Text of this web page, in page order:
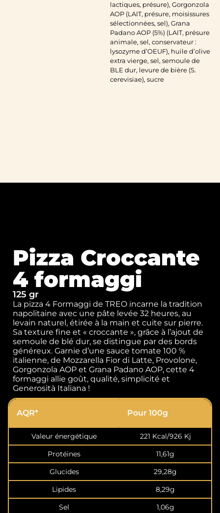
lactiques, présure), Gorgonzola
AOP (LAIT, présure, moisissures
sélectionnées, sel), Grana
Padano AOP (5%) (LAIT, présure
animale, sel, conservateur :
lysozyme d’OEUF), huile d’olive
extra vierge, sel, semoule de
BLE dur, levure de bière (S.
cerevisiae), sucre
Pizza Croccante
4 formaggi
125 gr
La pizza 4 Formaggi de TREO incarne la tradition
napolitaine avec une pâte levée 32 heures, au
levain naturel, étirée à la main et cuite sur pierre.
Sa texture fine et « croccante », grâce à l’ajout de
semoule de blé dur, se distingue par des bords
généreux. Garnie d’une sauce tomate 100 %
italienne, de Mozzarella Fior di Latte, Provolone,
Gorgonzola AOP et Grana Padano AOP, cette 4
formaggi allie goût, qualité, simplicité et
Generosità Italiana !
AQR* Pour 100g
Valeur énergétique
221 Kcal/926 Kj
Protéines
11,61g
Glucides
29,28g
Lipides
8,29g
Sel
1,06g